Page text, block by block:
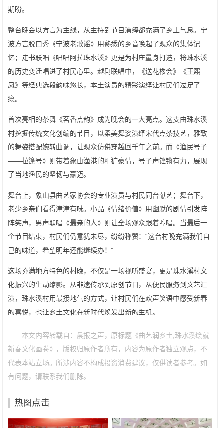
期盼。
整台晚会以方言为主线，从主持到节目演绎都充满了乡土气息。宁
波方言脱口秀《宁波老歌谣》用熟悉的乡音唤起了观众的集体记
忆；走书联唱《唱唱阿拉珠水溪》更是为村庄量身打造，将珠水溪
的历史变迁唱进了村民心里。越剧联唱中，《送花楼会》《王熙
凤》等经典选段韵味悠长，本土演员的精彩演绎让村民们过足了
瘾。
首次亮相的茶舞《茗香点韵》成为晚会的一大亮点。这支由珠水溪
村挖掘传统文化创编的节目，以柔美舞姿演绎宋代点茶技艺，雅致
的舞姿搭配婉转曲调，让观众仿佛穿越回千年之前。而《渔民号子
——拉篷号》则带着象山渔港的粗犷豪情，号子声铿锵有力，展现
了当地渔民的坚韧与豪迈。
舞台上，象山县曲艺家协会的专业演员与村民同台献艺；舞台下，
老少乡亲们看得津津有味。小品《情绪价值》用幽默的剧情引发阵
阵笑声，男声联唱《最亲的人》则让全场观众跟着哼唱。当最后一
个节目结束，村民们仍意犹未尽，纷纷称赞：“这台村晚充满我们自
己的味道，希望明年还能继续办！”
这场充满地方特色的村晚，不仅是一场视听盛宴，更是珠水溪村文
化振兴的生动缩影。从非遗传承到原创节目，从便民服务到文艺汇
演，珠水溪村用最接地气的方式，让村民们在欢声笑语中感受新春
的喜悦，也让乡土文化在新时代焕发出新的生机。
本文内容转载自：晨报之声，原标题《曲艺润乡土,珠水溪绘就
新春文化画卷》，版权归原作者所有，内容为原作者独立观点，不
代表本站立场。所涉内容不构成投资消费建议，仅供读者参考。如
有问题，请联系我们删除。
热图点击